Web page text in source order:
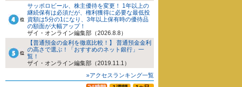
サッポロビール、株主優待を変更！ 1年以上の
継続保有は必須だが、権利獲得に必要な最低投
資額は5分の1になり、3年以上保有時の優待品
の額面が大幅アップ！
ザイ・オンライン編集部（2026.8.8）
【普通預金の金利を徹底比較！】 普通預金金利
の高さで選ぶ！「おすすめのネット銀行」一
覧！
ザイ・オンライン編集部（2019.11.1）
»アクセスランキング一覧